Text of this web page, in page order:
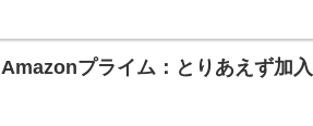
Amazonプライム：とりあえず加入